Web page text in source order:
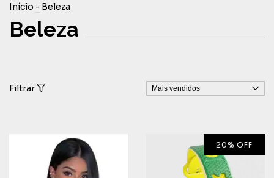
Início - Beleza
Beleza
Filtrar
20% OFF